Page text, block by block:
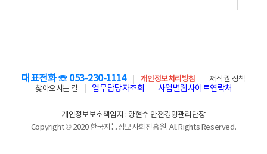
대표전화 ☏ 053-230-1114 개인정보처리방침
저작권 정책
찾아오시는 길
업무담당자조회 사업별웹사이트연락처
개인정보보호책임자 : 양현수 안전경영관리단장
Copyright © 2020 한국지능정보사회진흥원. All Rights Reserved.